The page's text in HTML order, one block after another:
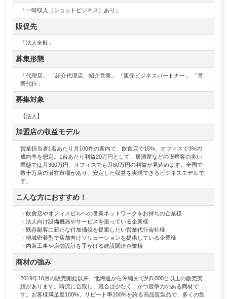
「一時収入（ショットビジネス）あり」
販促先
「法人全般」
募集形態
「代理店」 「紹介代理店、紹介営業」 「販売ビジネスパートナー」 「営
業代行」
募集対象
【法人】
加盟店の収益モデル
営業担当者1名あたり月100件の案内で、飲食店で15%、オフィスで3%の
成約率を想定。1台あたり利益20万円として、居酒屋などの喫煙客の多い
業態では月300万円、オフィスでも月60万円の利益が見込めます。全国で
数十万店の潜在市場があり、安定した収益を実現できるビジネスモデルで
す。
こんな方におすすめ！
・飲食店やオフィスビルへの営業ネットワークをお持ちの企業様
・法人向け設備機器やサービスを扱っている企業様
・既存顧客に新たな付加価値を提案したい営業代行会社様
・地域密着型で店舗向けソリューションを提供している企業様
・内装工事や店舗設計を手がける建設関連企業様
商材の強み
2019年10月の販売開始以来、北海道から沖縄まで約5,000台以上の販売実
績があります。時流に合致し、競合は少なく、かつ競争力のある商材で
す。お客様満足度100%、リピート率100%を誇る高品質製品で、多くの飲